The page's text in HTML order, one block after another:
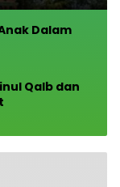
Dalam
Qalb dan